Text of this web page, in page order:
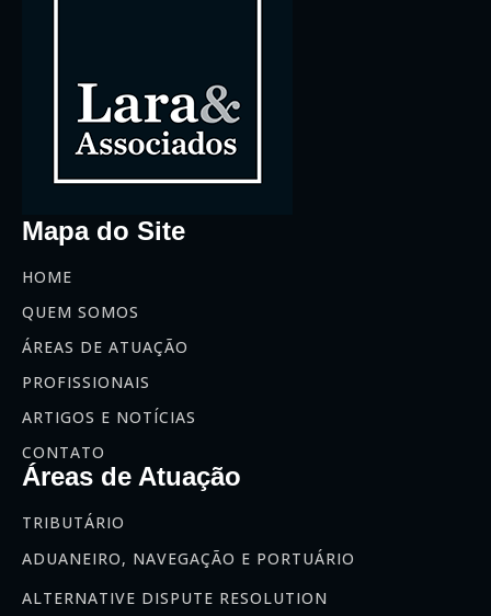
Mapa do Site
HOME
QUEM SOMOS
ÁREAS DE ATUAÇÃO
PROFISSIONAIS
ARTIGOS E NOTÍCIAS
CONTATO
Áreas de Atuação
TRIBUTÁRIO
ADUANEIRO, NAVEGAÇÃO E PORTUÁRIO
ALTERNATIVE DISPUTE RESOLUTION